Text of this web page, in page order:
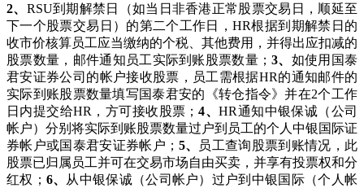
2、 RSU到期解禁日（如当日非香港正常股票交易日，顺延至
下一个股票交易日）的第二个工作日，HR根据到期解禁日的
收市价核算员工应当缴纳的个税、其他费用，并得出应扣减的
股票数量，邮件通知员工实际到账股票数量；3、 如使用国泰
君安证券公司的帐户接收股票，员工需根据HR的通知邮件的
实际到账股票数量填写国泰君安的《转仓指令》并在2个工作
日内提交给HR，方可接收股票；4、HR通知中银保诚（公司
帐户）分别将实际到账股票数量过户到员工的个人中银国际证
券帐户或国泰君安证券帐户； 5、
员工查询股票到账情况，此
股票已归属员工并可在交易市场自由买卖，并享有投票权和分
红权； 6、
从中银保诚（公司帐户）过户到中银国际（个人帐